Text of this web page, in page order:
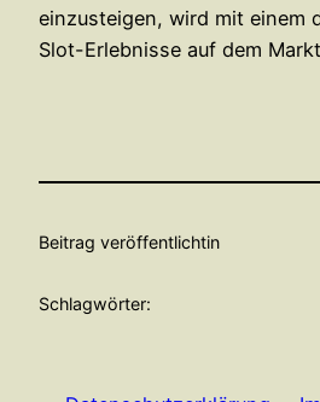
einzusteigen, wird mit einem
Slot-Erlebnisse auf dem
Beitrag veröffentlichtin
Schlagwörter: